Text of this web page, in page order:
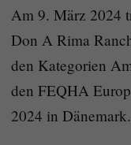
Am 9. März 2024
Don A Rima
den Kategorien
den FEQHA
2024 in Dänemark.